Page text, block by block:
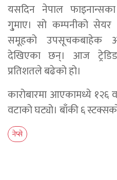
यसदिन नेपाल
गु्माए। सो कम्पनीको सेयर
समूहको उपसूचकबाहेक
देखिएका छन्। आज
प्रतिशतले बढेको हो।
कारोबारमा आएकामध्ये १२६
वटाको घट्यो। बाँकी ६
नेप्से